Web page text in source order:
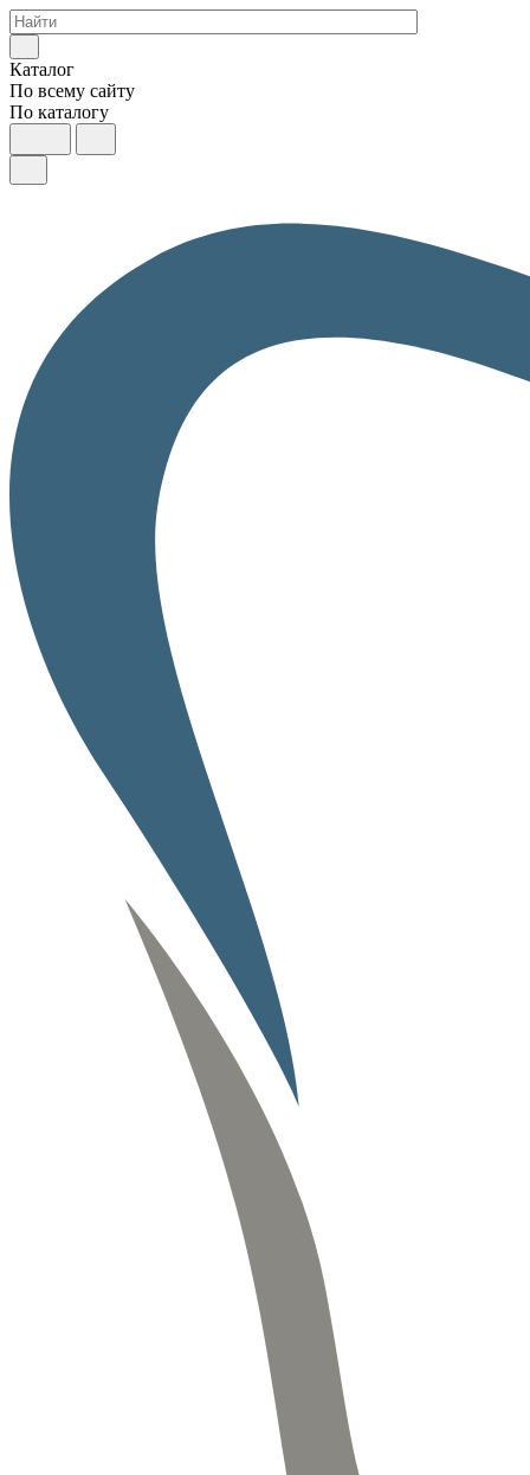
Каталог
По всему сайту
По каталогу